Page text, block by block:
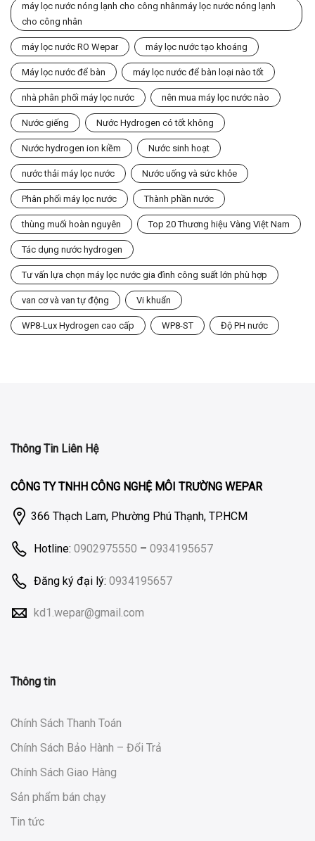
máy lọc nước nóng lạnh cho công nhânmáy lọc nước nóng lạnh
cho công nhân
máy lọc nước RO Wepar máy lọc nước tạo khoáng
Máy lọc nước để bàn máy lọc nước để bàn loại nào tốt
nhà phân phối máy lọc nước nên mua máy lọc nước nào
Nước giếng Nước Hydrogen có tốt không
Nước hydrogen ion kiềm Nước sinh hoạt
nước thải máy lọc nước Nước uống và sức khỏe
Phân phối máy lọc nước Thành phần nước
thùng muối hoàn nguyên Top 20 Thương hiệu Vàng Việt Nam
Tác dụng nước hydrogen
Tư vấn lựa chọn máy lọc nước gia đình công suất lớn phù hợp
van cơ và van tự động Vi khuẩn
WP8-Lux Hydrogen cao cấp WP8-ST Độ PH nước
Thông Tin Liên Hệ
CÔNG TY TNHH CÔNG NGHỆ MÔI TRƯỜNG WEPAR
366 Thạch Lam, Phường Phú Thạnh, TP.HCM
Hotline: 0902975550 – 0934195657
Đăng ký đại lý: 0934195657
kd1.wepar@gmail.com
Thông tin
Chính Sách Thanh Toán
Chính Sách Bảo Hành – Đổi Trả
Chính Sách Giao Hàng
Sản phẩm bán chạy
Tin tức